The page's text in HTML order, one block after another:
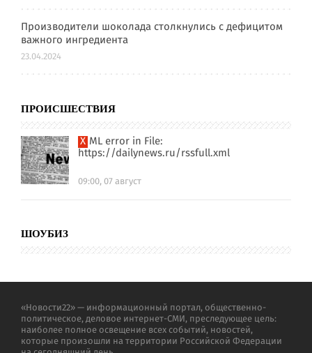
Производители шоколада столкнулись с дефицитом
важного ингредиента
23.04.2024
ПРОИСШЕСТВИЯ
XML error in File:
https://dailynews.ru/rssfull.xml
09:00, 07 август
ШОУБИЗ
«Новости22» — информационный портал, общественно-
политическое, деловое интернет-СМИ, преследующее цель:
наиболее полное освещение всех событий, новостей,
которые произошли на территории Российской Федерации